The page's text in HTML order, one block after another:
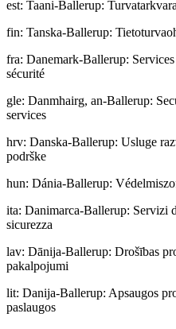
est: Taani-Ballerup:
fin: Tanska-Ballerup:
fra: Danemark-Ballerup:
sécurité
gle: Danmhairg, an-Ballerup:
services
hrv: Danska-Ballerup: Usluge
podrške
hun: Dánia-Ballerup:
ita: Danimarca-Ballerup: Servizi
sicurezza
lav: Dānija-Ballerup: Drošības
pakalpojumi
lit: Danija-Ballerup: Apsaugos
paslaugos